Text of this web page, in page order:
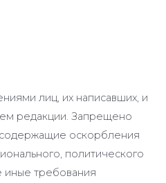
лиц, их написавших, и
редакции. Запрещено
оскорбления
политического
иные требования